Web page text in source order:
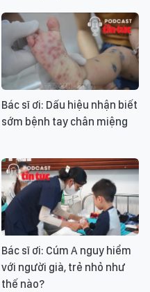
Bác sĩ ơi: Dấu hiệu nhận biết
sớm bệnh tay chân miệng
Bác sĩ ơi: Cúm A nguy hiểm
với người già, trẻ nhỏ như
thế nào?